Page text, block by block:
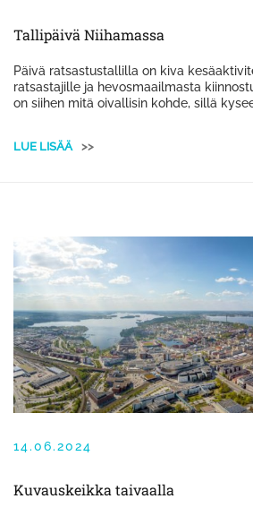
Tallipäivä Niihamassa
Päivä ratsastustallilla on kiva
ratsastajille ja hevosmaailmasta
on siihen mitä oivallisin kohde, sillä
LUE LISÄÄ >>
14.06.2024
Kuvauskeikka taivaalla